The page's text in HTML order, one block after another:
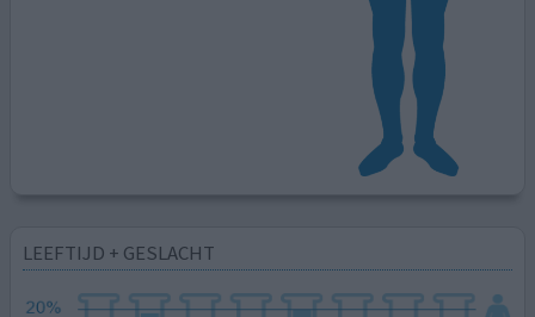
LEEFTIJD + GESLACHT